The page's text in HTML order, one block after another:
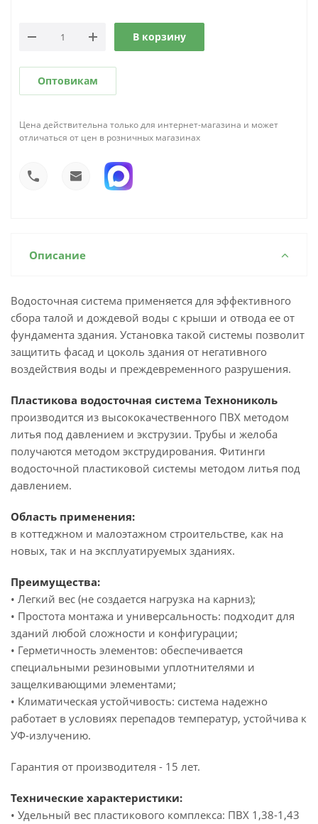
В корзину
Оптовикам
Цена действительна только для интернет-магазина и может
отличаться от цен в розничных магазинах
Описание
Водосточная система применяется для эффективного
сбора талой и дождевой воды с крыши и отвода ее от
фундамента здания. Установка такой системы позволит
защитить фасад и цоколь здания от негативного
воздействия воды и преждевременного разрушения.
Пластикова водосточная система Технониколь
производится из высококачественного ПВХ методом
литья под давлением и экструзии. Трубы и желоба
получаются методом экструдирования. Фитинги
водосточной пластиковой системы методом литья под
давлением.
Область применения:
в коттеджном и малоэтажном строительстве, как на
новых, так и на эксплуатируемых зданиях.
Преимущества:
• Легкий вес (не создается нагрузка на карниз);
• Простота монтажа и универсальность: подходит для
зданий любой сложности и конфигурации;
• Герметичность элементов: обеспечивается
специальными резиновыми уплотнителями и
защелкивающими элементами;
• Климатическая устойчивость: система надежно
работает в условиях перепадов температур, устойчива к
УФ-излучению.
Гарантия от производителя - 15 лет.
Технические характеристики:
• Удельный вес пластикового комплекса: ПВХ 1,38-1,43